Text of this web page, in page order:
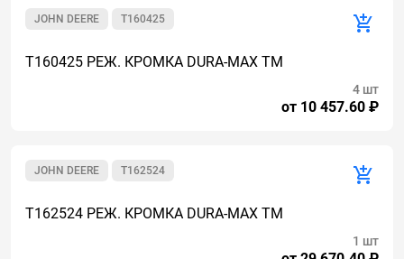
T160425
JOHN DEERE
T160425 РЕЖ. КРОМКА DURA-MAX TM
от 10 457.60 ₽
4 шт
T162524
JOHN DEERE
T162524 РЕЖ. КРОМКА DURA-MAX TM
1 шт